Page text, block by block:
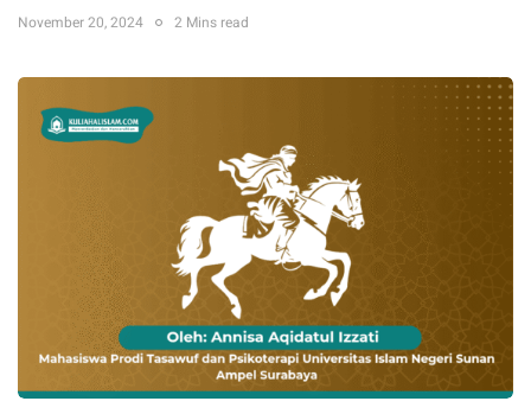
November 20, 2024 2 Mins read